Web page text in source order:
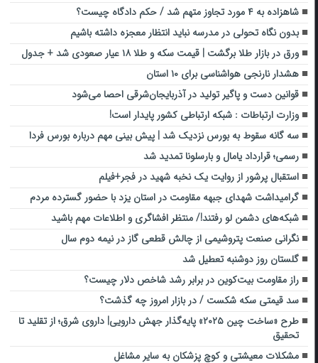
شاهزاده به ۴ مورد تجاوز متهم شد / حکم دادگاه چیست؟
بدون نگاه تحولی در مدرسه نباید انتظار معجزه داشته باشیم
ورق در بازار طلا برگشت | قیمت سکه و طلا ۱۸ عیار صعودی شد + جدول
هشدار نارنجی هواشناسی برای ۱۰ استان
قوانین دست و پاگیر تولید در آذربایجان‌شرقی احصا می‌شود
وزارت ارتباطات :‌ شبکه ارتباطی کشور پایدار است!
سه گانه سقوط به بورس نزدیک شد | پیش بینی مهم درباره بورس فردا
رسمی؛ قرارداد یامال و بارسلونا تمدید شد
استقبال پرشور از روایت یک نخبه شهید در فجر+فیلم
گرامیداشت شهدای جبهه مقاومت در استان یزد با حضور گسترده مردم
شبکه‌های دشمن لو رفتند!/ منتظر افشاگری‌ و اطلاعات مهم باشید
نگرانی صنعت پتروشیمی از چالش قطعی گاز در نیمه دوم سال
گلستان روز دوشنبه تعطیل شد
راز مقاومت بیت‌کوین در برابر رشد شاخص دلار چیست؟
سد قیمتی سکه شکست / در بازار امروز چه گذشت؟
طرح «ساخت چین ۲۰۲۵» پایه‌گذار جهش دارویی| داروی شرق؛ از تقلید تا
تحقیق
مشکلات معیشتی و کوچ پزشکان به سایر مشاغل